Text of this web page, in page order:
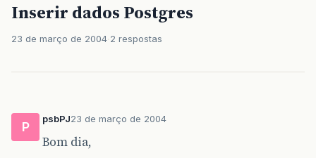
Inserir dados Postgres
23 de março de 2004 2 respostas
P
psbPJ23 de março de 2004
Bom dia,